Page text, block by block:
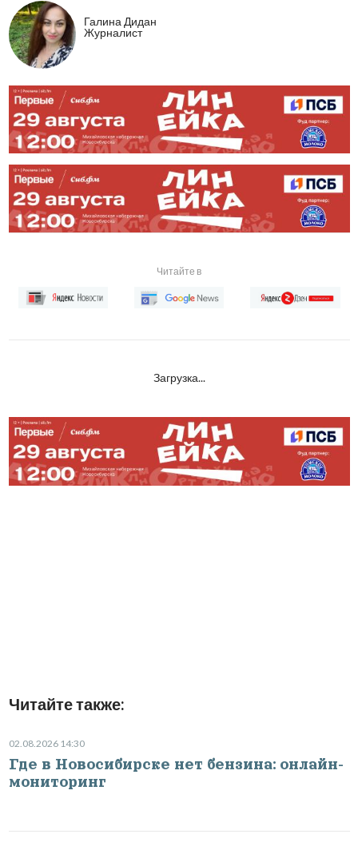
Галина Дидан
Журналист
Читайте в
Загрузка...
Читайте также:
02.08.2026 14:30
Где в Новосибирске нет бензина: онлайн-
мониторинг